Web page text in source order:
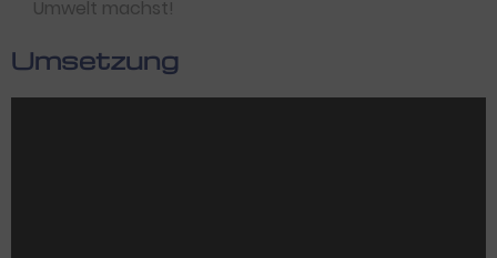
Umwelt machst!
Umsetzung